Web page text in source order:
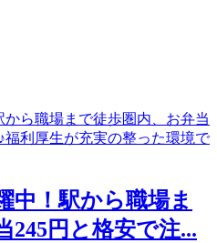
中！駅から職場ま
245円と格安で注...